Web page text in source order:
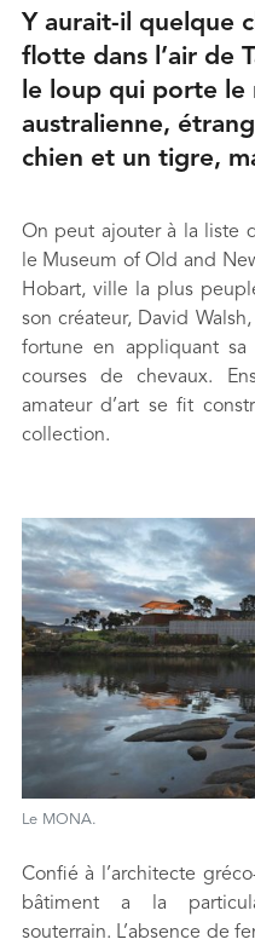
Y aurait-il quelque
flotte dans l’air de
le loup qui porte
australienne,
chien et un tigre,
On peut ajouter à la liste
le Museum of Old and
Hobart, ville la plus
son créateur, David Walsh,
fortune en appliquant
courses de chevaux.
amateur d’art se fit
collection.
Le MONA.
Confié à l’architecte
bâtiment a la
souterrain. L’absence de